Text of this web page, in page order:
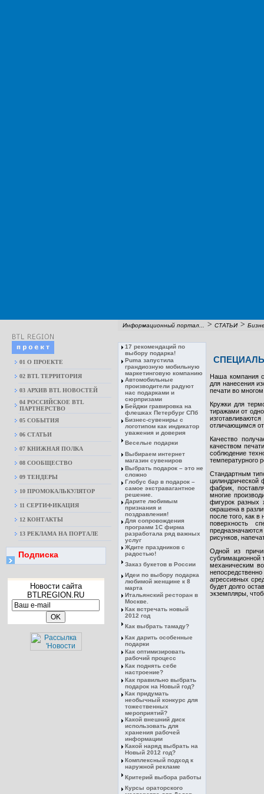
Информационный портал... > СТАТЬИ >
01 О ПРОЕКТЕ
02 BTL ТЕРРИТОРИЯ
03 АРХИВ BTL НОВОСТЕЙ
04 РОССИЙСКОЕ BTL
ПАРТНЕРСТВО
05 СОБЫТИЯ
06 СТАТЬИ
07 КНИЖНАЯ ПОЛКА
08 CООБЩЕСТВО
09 ТЕНДЕРЫ
10 ПРОМОКАЛЬКУЛЯТОР
11 СЕРТИФИКАЦИЯ
12 КОНТАКТЫ
13 РЕКЛАМА НА ПОРТАЛЕ
Подписка
Новости сайта
BTLREGION.RU
17 рекомендаций по
выбору подарка!
Puma запустила
грандиозную мобильную
маркетинговую компанию
Автомобильные
производители радуют
нас подарками и
сюрпризами
Бейджи гравировка на
флешках Петербург СПб
Бизнес-сувениры с
логотипом как индикатор
уважения и доверия
Веселые подарки
Выбираем интернет
магазин сувениров
Выбрать подарок – это не
сложно
Глобус бар в подарок –
самое экстравагантное
решение.
Дарите любимым
признания и
поздравления!
Для сопровождения
программ 1С фирма
разработала ряд важных
услуг
Ждите праздников с
радостью!
Заказ букетов в России
Идеи по выбору подарка
любимой женщине к 8
марта
Итальянский ресторан в
Москве.
Как встречать новый
2012 год
Как выбрать тамаду?
Как дарить особенные
подарки
Как оптимизировать
рабочий процесс
Как поднять себе
настроение?
Как правильно выбрать
подарок на Новый год?
Как придумать
необычный конкурс для
тожественных
мероприятий?
Какой внешний диск
использовать для
хранения рабочей
информации
Какой наряд выбрать на
Новый 2012 год?
Комплексный подход к
наружной рекламе
Критерий выбора работы
Курсы ораторского
Наша компания
для нанесения
печати во
Кружки для
тиражами от
отличающимся от
Качество
качеством
соблюдение
температурного
Стандартным
цилиндрической
фабрик,
многие
фигурок разных
окрашена в
после того, как
поверхность
рисунков,
Одной из
сублимационной
механическим
агрессивных
будет долго
экземпляры,